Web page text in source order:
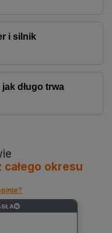
i silnik
jak długo trwa
całego okresu
?